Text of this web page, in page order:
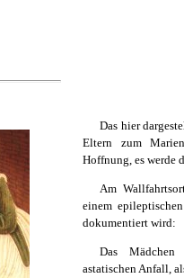
Das hier
Eltern zum
Hoffnung, es werde
Am
einem
dokumentiert wird:
Das Mädchen
astatischen Anfall,